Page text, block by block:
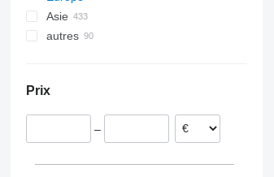
Pays-Bas
Allemagne
Italie
France
Asie
Turquie
autres
Colombie
Argentine
Prix
–